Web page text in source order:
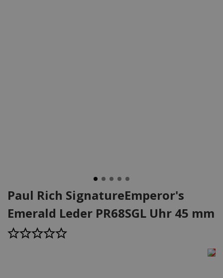
Paul Rich SignatureEmperor's
Emerald Leder PR68SGL Uhr 45 mm